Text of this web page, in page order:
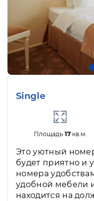
Single
Площадь 17кв.м.
Это уютный
будет приятно и
номера
удобной мебели
находится на